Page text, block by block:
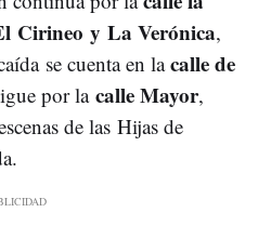
Cirineo y La Verónica,
se cuenta en lacalle de
por la calle Mayor,
de las Hijas de